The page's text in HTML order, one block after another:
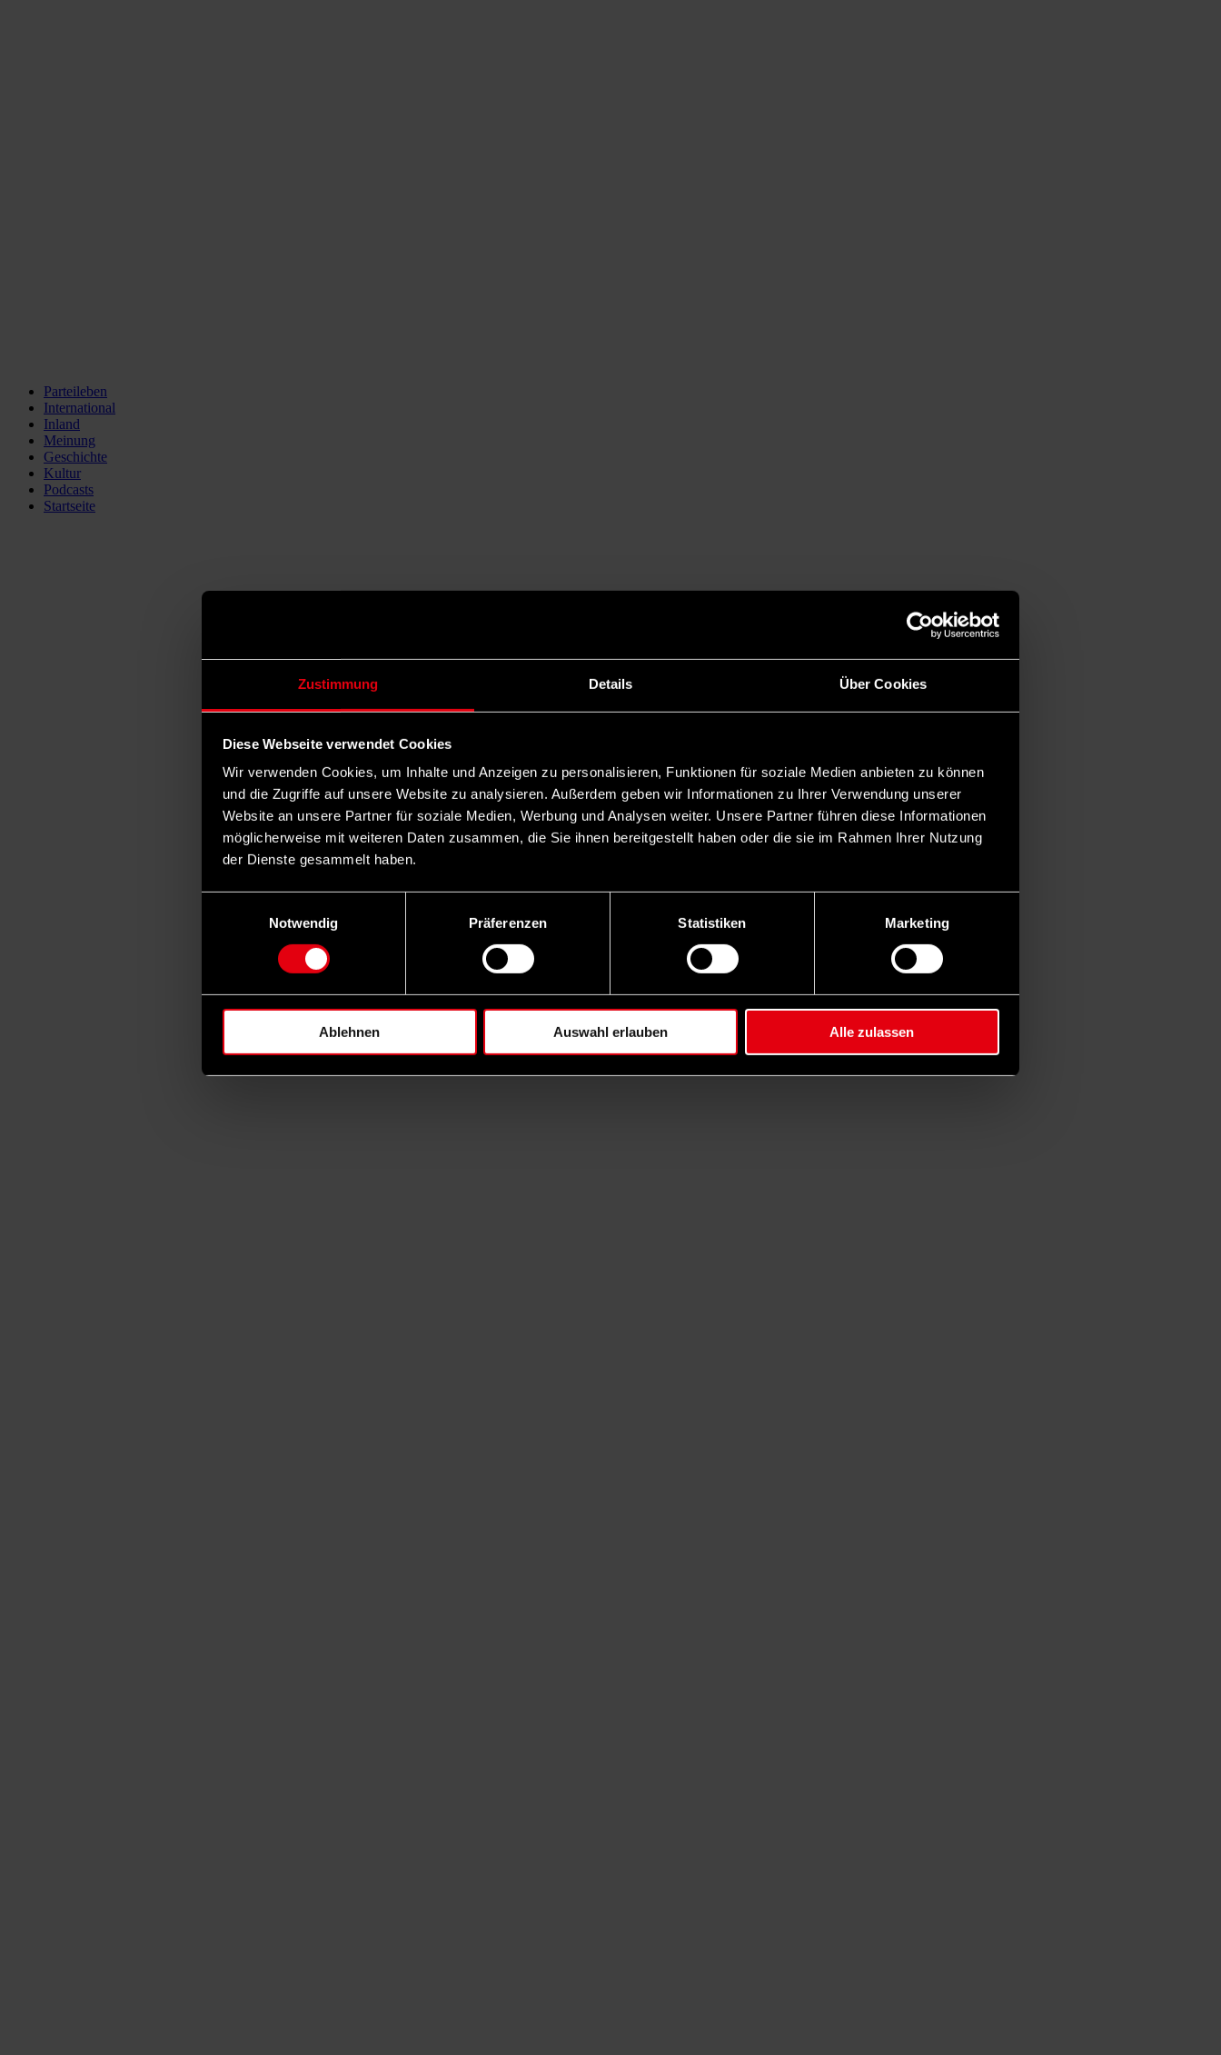
Zustimmung Details Über Cookies
Diese Webseite verwendet Cookies
Wir verwenden Cookies, um Inhalte und Anzeigen zu personalisieren, Funktionen für soziale Medien anbieten zu können
und die Zugriffe auf unsere Website zu analysieren. Außerdem geben wir Informationen zu Ihrer Verwendung unserer
Website an unsere Partner für soziale Medien, Werbung und Analysen weiter. Unsere Partner führen diese Informationen
möglicherweise mit weiteren Daten zusammen, die Sie ihnen bereitgestellt haben oder die sie im Rahmen Ihrer Nutzung
der Dienste gesammelt haben.
Notwendig
Präferenzen Statistiken Marketing
Ablehnen Auswahl erlauben Alle zulassen
Parteileben
International
Inland
Meinung
Geschichte
Kultur
Podcasts
Startseite